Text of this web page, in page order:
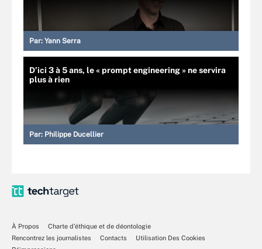
Par: Yann Serra
D’ici 3 à 5 ans, le « prompt engineering » ne servira
plus à rien
Par: Philippe Ducellier
À Propos
Charte d’éthique et de déontologie
Rencontrez les journalistes
Contacts
Utilisation Des Cookies